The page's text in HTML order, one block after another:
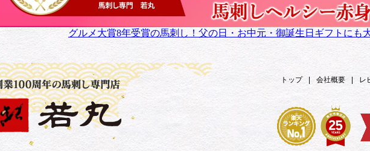
グルメ大賞8年受賞の馬刺し！父の日・お中元・御誕生日ギフトにも